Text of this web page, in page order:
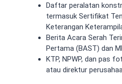
Daftar peralatan
termasuk Sertifikat
Keterangan
Berita Acara Serah
Pertama (BAST) dan
KTP, NPWP, dan pas
atau direktur